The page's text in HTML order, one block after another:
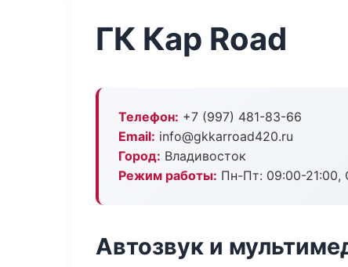
ГК Кар Road
Телефон: +7 (997) 481-83-66
Email: info@gkkarroad420.ru
Город: Владивосток
Режим работы: Пн-Пт: 09:00-21:00,
Автозвук и